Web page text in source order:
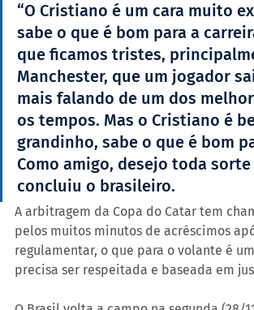
“O Cristiano é um cara muito
sabe o que é bom para a
que ficamos tristes,
Manchester, que um jogador
mais falando de um dos
os tempos. Mas o Cristiano é
grandinho, sabe o que é bom
Como amigo, desejo toda
concluiu o brasileiro.
A arbitragem da Copa do Catar tem
pelos muitos minutos de acréscimos
regulamentar, o que para o volante é
precisa ser respeitada e baseada em